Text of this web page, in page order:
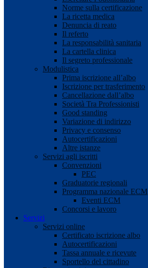
Norme sulla certificazione
La ricetta medica
Denuncia di reato
Il referto
La responsabilità sanitaria
La cartella clinica
Il segreto professionale
Modulistica
Prima iscrizione all’albo
Iscrizione per trasferimento
Cancellazione dall’albo
Società Tra Professionisti
Good standing
Variazione di indirizzo
Privacy e consenso
Autocertificazioni
Altre istanze
Servizi agli iscritti
Convenzioni
PEC
Graduatorie regionali
Programma nazionale ECM
Eventi ECM
Concorsi e lavoro
Servizi
Servizi online
Certificato iscrizione albo
Autocertificazioni
Tassa annuale e ricevute
Sportello del cittadino